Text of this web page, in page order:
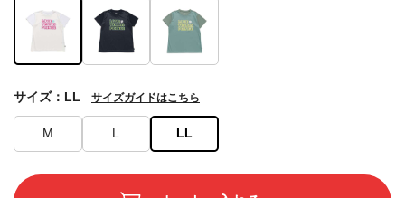
M L LL
サイズ：LL サイズガイドはこちら